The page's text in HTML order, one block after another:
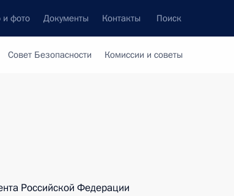
и фото Документы Контакты Поиск
Совет Безопасности Комиссии и советы
Российской Федерации